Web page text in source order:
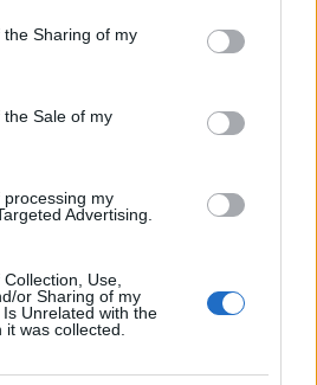
Sharing of my
Sale of my
my
Advertising.
Use,
or Sharing of my
Unrelated with the
was collected.
c’è anche il sindaco di
“Voglio ringraziare questi
anche armato di coltello,
va a loro in questo
ha detto. “Il responsabile
come si vede dai video,
principale e si è fiondato
sul marciapiede
diverse nel suo percorso